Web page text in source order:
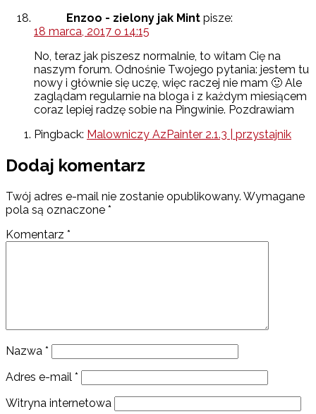
Enzoo - zielony jak Mint pisze:
18 marca, 2017 o 14:15
No, teraz jak piszesz normalnie, to witam Cię na
naszym forum. Odnośnie Twojego pytania: jestem tu
nowy i głównie się uczę, więc raczej nie mam 🙂 Ale
zaglądam regularnie na bloga i z każdym miesiącem
coraz lepiej radzę sobie na Pingwinie. Pozdrawiam
Pingback: Malowniczy AzPainter 2.1.3 | przystajnik
Dodaj komentarz
Twój adres e-mail nie zostanie opublikowany. Wymagane
pola są oznaczone *
Komentarz *
Nazwa *
Adres e-mail *
Witryna internetowa